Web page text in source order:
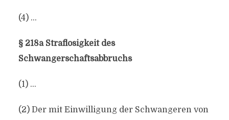
(4) …
§ 218a Straflosigkeit des
Schwangerschaftsabbruchs
(1) …
(2) Der mit Einwilligung der Schwangeren von